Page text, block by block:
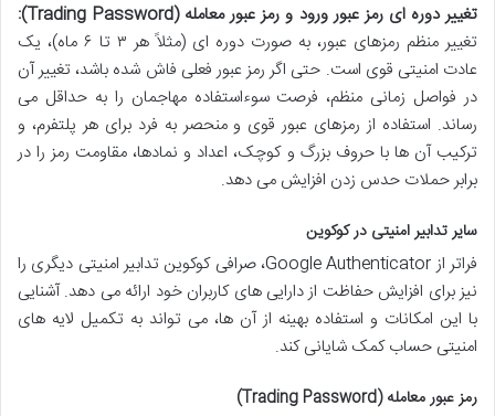
تغییر دوره ای رمز عبور ورود و رمز عبور معامله (Trading Password):
تغییر منظم رمزهای عبور، به صورت دوره ای (مثلاً هر ۳ تا ۶ ماه)، یک
عادت امنیتی قوی است. حتی اگر رمز عبور فعلی فاش شده باشد، تغییر آن
در فواصل زمانی منظم، فرصت سوءاستفاده مهاجمان را به حداقل می
رساند. استفاده از رمزهای عبور قوی و منحصر به فرد برای هر پلتفرم، و
ترکیب آن ها با حروف بزرگ و کوچک، اعداد و نمادها، مقاومت رمز را در
برابر حملات حدس زدن افزایش می دهد.
سایر تدابیر امنیتی در کوکوین
فراتر از Google Authenticator، صرافی کوکوین تدابیر امنیتی دیگری را
نیز برای افزایش حفاظت از دارایی های کاربران خود ارائه می دهد. آشنایی
با این امکانات و استفاده بهینه از آن ها، می تواند به تکمیل لایه های
امنیتی حساب کمک شایانی کند.
رمز عبور معامله (Trading Password)